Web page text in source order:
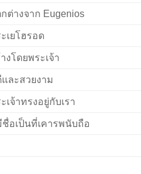
ต่างจาก Eugenios
เยโฮรอด
งโดยพระเจ้า
ละสวยงาม
เจ้าทรงอยู่กับเรา
อเป็นที่เคารพนับถือ